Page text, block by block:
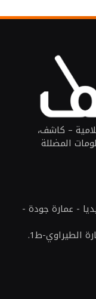
– كاشف،
المضللة
- عمارة جودة -
الطيراوي-ط1.